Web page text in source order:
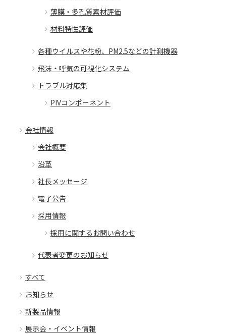
薄膜・多孔質素材評価
材料特性評価
各種ウイルスや花粉、PM2.5などの計測機器
飛沫・呼気の可視化システム
トラブル対応集
PIVコンポーネント
会社情報
会社概要
沿革
社長メッセージ
電子公告
採用情報
採用に関するお問い合わせ
代表者変更のお知らせ
すべて
お知らせ
新製品情報
展示会・イベント情報